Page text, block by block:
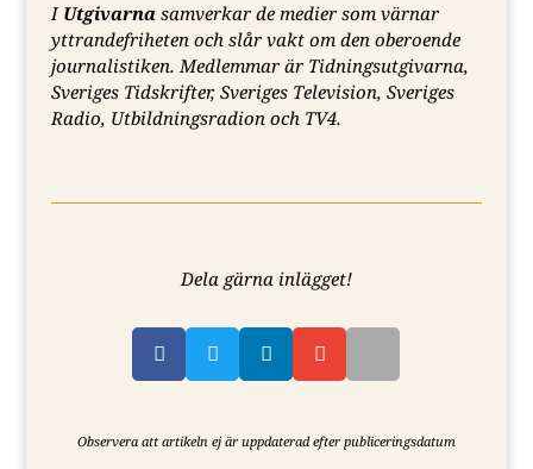
IUtgivarnasamverkar de medier som värnar
yttrandefriheten och slår vakt om den oberoende
journalistiken. Medlemmar är Tidningsutgivarna,
Sveriges Tidskrifter, Sveriges Television, Sveriges
Radio, Utbildningsradion och TV4.
Dela gärna inlägget!
   
Observera att artikeln ej är uppdaterad efter publiceringsdatum